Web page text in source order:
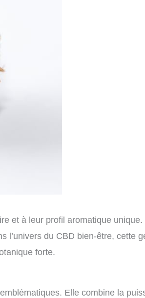
et à leur profil aromatique unique.
l’univers du CBD bien-être, cette
forte.
Elle combine la